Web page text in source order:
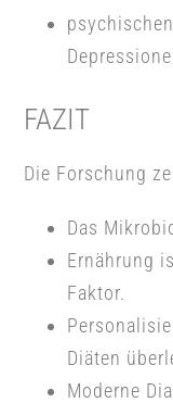
FAZIT
Die Forschung
Das
Ernährung
Faktor.
Diäten
Moderne